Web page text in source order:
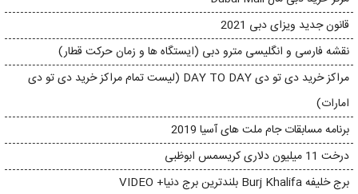
قانون جدید ویزای دبی 2021
نقشه فارسی و انگلیسی مترو دبی (ایستگاه ها و زمان حرکت قطار)
مراکز خرید دی تو دی DAY TO DAY (لیست تمام مراکز خرید دی تو دی
امارات)
برنامه مسابقات جام ملت های آسیا 2019
درخت 11 میلیون دلاری کریسمس ابوظبی
برج خلیفه Burj Khalifa بلندترین برج دنیا+ VIDEO